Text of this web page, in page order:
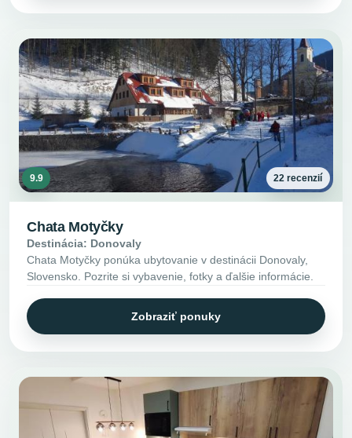
9.9 22 recenzií
Chata Motyčky
Destinácia: Donovaly
Chata Motyčky ponúka ubytovanie v destinácii Donovaly,
Slovensko. Pozrite si vybavenie, fotky a ďalšie informácie.
Zobraziť ponuky